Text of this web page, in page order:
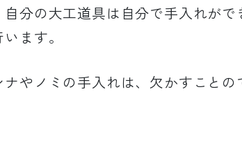
分の大工道具は自分で手入れがで
ます。
やノミの手入れは、欠かすことの